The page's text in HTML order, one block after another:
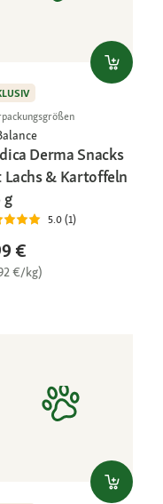
Derma Snacks
Lachs & Kartoffeln
g
5.0 (1)
€
€/kg)